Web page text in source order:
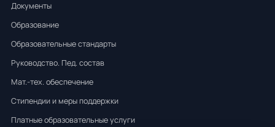
Документы
Образование
Образовательные стандарты
Руководство. Пед. состав
Мат.-тех. обеспечение
Стипендии и меры поддержки
Платные образовательные услуги